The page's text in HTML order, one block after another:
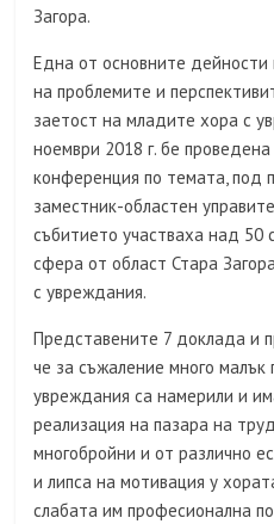
Загора.
Една от основните
на проблемите и
заетост на младите хора с
ноември 2018 г. бе
конференция по темата, под
заместник-областен
събитието участваха над 50
сфера от област Стара
с увреждания.
Представените 7 доклада и
че за съжаление много
увреждания са намерили и
реализация на пазара на
многобройни и от различно
и липса на мотивация у
слабата им професионална